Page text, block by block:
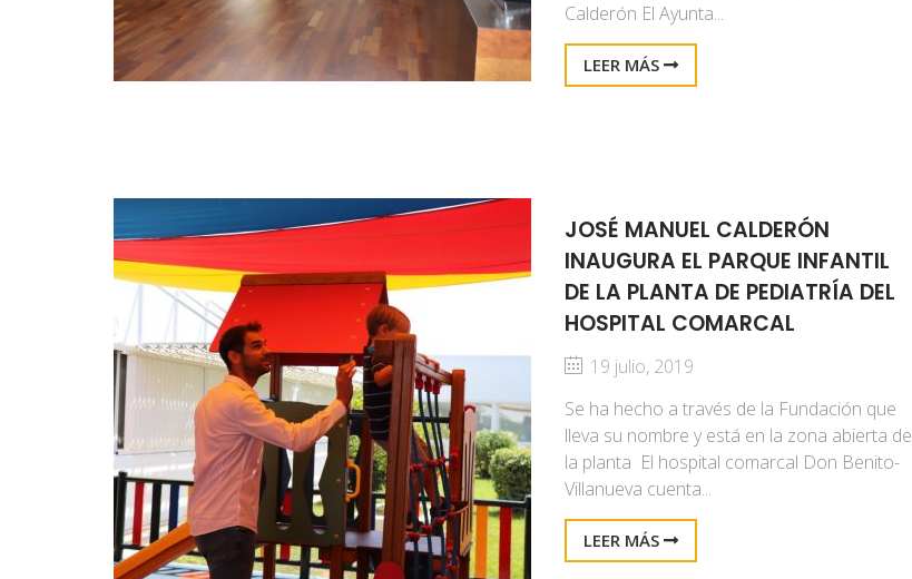
Calderón El Ayunta...
LEER MÁS
JOSÉ MANUEL CALDERÓN
INAUGURA EL PARQUE INFANTIL
DE LA PLANTA DE PEDIATRÍA DEL
HOSPITAL COMARCAL
19 julio, 2019
Se ha hecho a través de la Fundación que
lleva su nombre y está en la zona abierta de
la planta El hospital comarcal Don Benito-
Villanueva cuenta...
LEER MÁS